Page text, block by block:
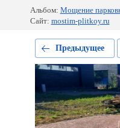
Альбом: Мощение
Сайт: mostim-plitkoy.ru
Предыдущее